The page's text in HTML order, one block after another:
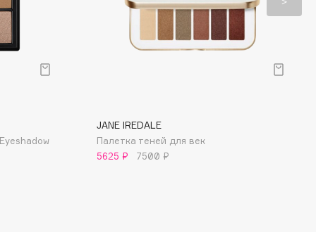
JANE IREDALE
Палетка теней для век
5625 ₽
7500 ₽